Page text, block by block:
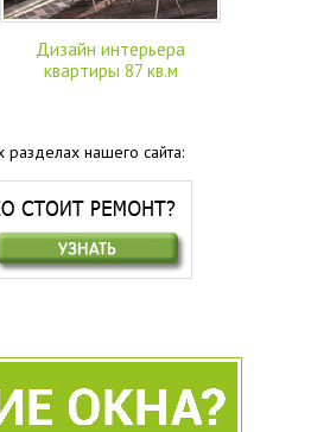
Дизайн интерьера
квартиры 87 кв.м
разделах нашего сайта: